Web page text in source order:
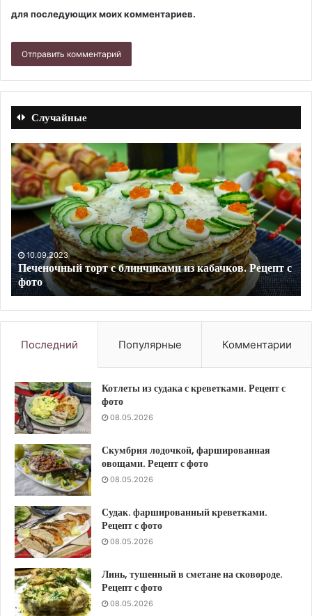
для последующих моих комментариев.
Случайные
Рыба
на
гриле
(на
решетке).
Рецепт
с
фото
10.09.2023
Рыба на гриле (на решетке). Рецепт с фото
из
и
с
Последний Популярные Комментарии
Котлеты из судака с креветками. Рецепт с
фото
08.05.2026
Скумбрия лодочкой, фаршированная
овощами. Рецепт с фото
08.05.2026
Судак. фаршированный креветками.
Рецепт с фото
08.05.2026
Линь, тушенный в сметане на сковороде.
Рецепт с фото
08.05.2026